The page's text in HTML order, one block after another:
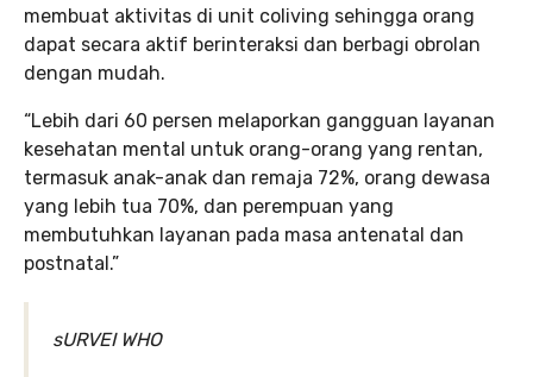
membuat aktivitas di unit coliving sehingga orang
dapat secara aktif berinteraksi dan berbagi obrolan
dengan mudah.
“Lebih dari 60 persen melaporkan gangguan layanan
kesehatan mental untuk orang-orang yang rentan,
termasuk anak-anak dan remaja 72%, orang dewasa
yang lebih tua 70%, dan perempuan yang
membutuhkan layanan pada masa antenatal dan
postnatal.”
sURVEI WHO